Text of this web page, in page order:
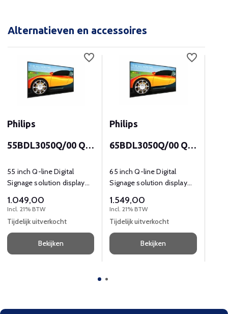
Alternatieven en accessoires
Philips
55BDL3050Q/00 Q-
line
55 inch Q-line Digital
Signage solution display
resolutie en 350 cd/m2.
1.049,00
Incl. 21% BTW
Tijdelijk uitverkocht
Bekijken
Philips
65BDL3050Q/00 Q-
line
65 inch Q-line Digital
Signage solution display
1.549,00
Incl. 21% BTW
Tijdelijk uitverkocht
Bekijken